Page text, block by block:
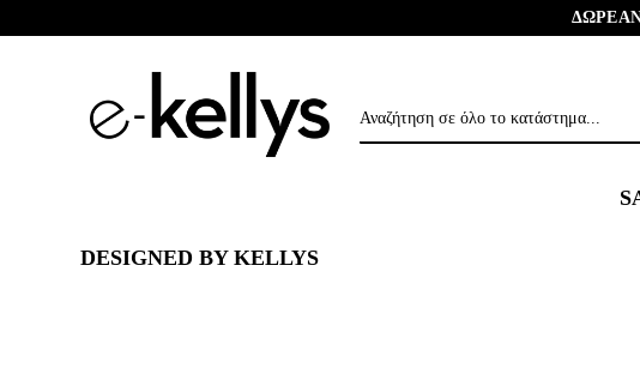
DESIGNED BY KELLYS